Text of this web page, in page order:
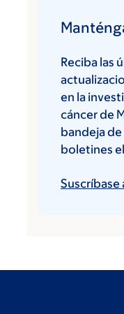
Reciba las
en la
cáncer de
bandeja
boletines